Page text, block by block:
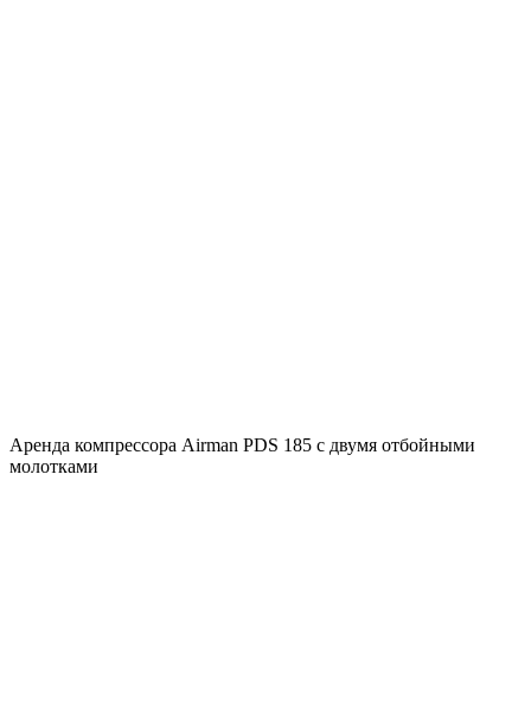
Аренда компрессора Airman PDS 185 с двумя отбойными
молотками